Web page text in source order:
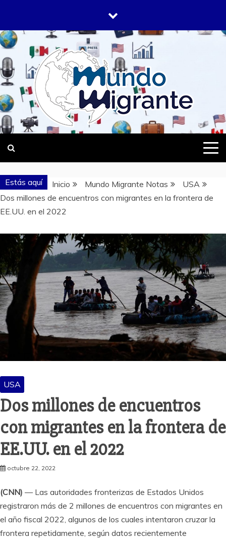
contenido
MUNDO
MIGRANTE
DONDE TODOS SOMOS MIGRANTES
Estás aquí Inicio Mundo Migrante Notas
USA
Dos millones de encuentros con migrantes en la frontera de
EE.UU. en el 2022
USA
Dos millones de encuentros
con migrantes en la frontera de
EE.UU. en el 2022
octubre 22, 2022
(CNN) — Las autoridades fronterizas de Estados Unidos
registraron más de 2 millones de encuentros con migrantes en
el año fiscal 2022, algunos de los cuales intentaron cruzar la
frontera repetidamente, según datos recientemente